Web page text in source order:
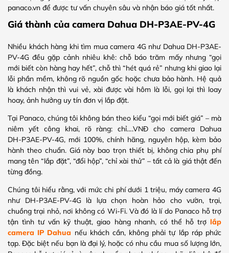
panaco.vn để được tư vấn chuyên sâu và nhận báo giá tốt nhất.
Giá thành của camera Dahua DH-P3AE-PV-4G
Nhiều khách hàng khi tìm mua camera 4G như Dahua DH-P3AE-
PV-4G đều gặp cảnh nhiêu khê: chỗ báo trăm mấy nhưng “gọi
mới biết còn hàng hay hết”, chỗ thì “hét quá rẻ” nhưng khi giao lại
lỗi phần mềm, không rõ nguồn gốc hoặc chưa bảo hành. Hệ quả
là khách nhận thì vui vẻ, xài được vài hôm là lỗi, gọi lại thì loay
hoay, ảnh hưởng uy tín đơn vị lắp đặt.
Tại Panaco, chúng tôi không bán theo kiểu “gọi mới biết giá” – mà
niêm yết công khai, rõ ràng: chỉ….VNĐ cho camera Dahua
DH‑P3AE‑PV‑4G, mới 100%, chính hãng, nguyên hộp, kèm bảo
hành theo chuẩn. Giá này bao trọn thiết bị, không chia phụ phí
mang tên “lắp đặt”, “đổi hộp”, “chỉ xài thử” – tất cả là giá thật đến
từng đồng.
Chúng tôi hiểu rằng, với mức chi phí dưới 1 triệu, máy camera 4G
như DH‑P3AE‑PV‑4G là lựa chọn hoàn hảo cho vườn, trại,
chuồng trại nhỏ, nơi không có Wi-Fi. Và đó là lí do Panaco hỗ trợ
tận tình tư vấn kỹ thuật, giao hàng nhanh, có thể hỗ trợ lắp
camera IP Dahua nếu khách cần, không phải tự lắp ráp phức
tạp. Đặc biệt nếu bạn là đại lý, hoặc có nhu cầu mua số lượng lớn,